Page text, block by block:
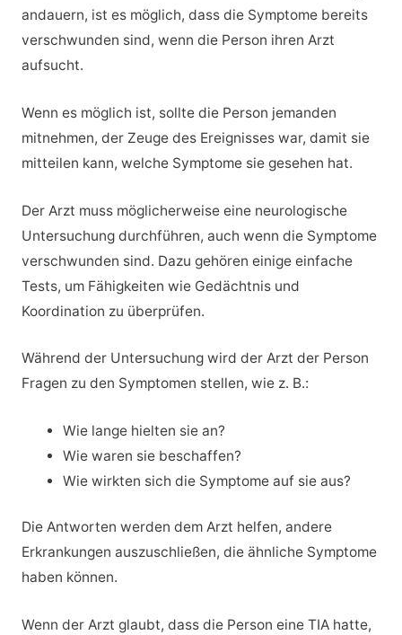
andauern, ist es möglich, dass die Symptome bereits
verschwunden sind, wenn die Person ihren Arzt
aufsucht.
Wenn es möglich ist, sollte die Person jemanden
mitnehmen, der Zeuge des Ereignisses war, damit sie
mitteilen kann, welche Symptome sie gesehen hat.
Der Arzt muss möglicherweise eine neurologische
Untersuchung durchführen, auch wenn die Symptome
verschwunden sind. Dazu gehören einige einfache
Tests, um Fähigkeiten wie Gedächtnis und
Koordination zu überprüfen.
Während der Untersuchung wird der Arzt der Person
Fragen zu den Symptomen stellen, wie z. B.:
Wie lange hielten sie an?
Wie waren sie beschaffen?
Wie wirkten sich die Symptome auf sie aus?
Die Antworten werden dem Arzt helfen, andere
Erkrankungen auszuschließen, die ähnliche Symptome
haben können.
Wenn der Arzt glaubt, dass die Person eine TIA hatte,